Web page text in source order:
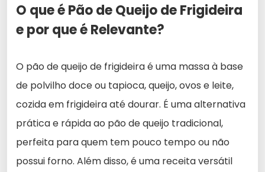
O que é Pão de Queijo de Frigideira
e por que é Relevante?
O pão de queijo de frigideira é uma massa à base
de polvilho doce ou tapioca, queijo, ovos e leite,
cozida em frigideira até dourar. É uma alternativa
prática e rápida ao pão de queijo tradicional,
perfeita para quem tem pouco tempo ou não
possui forno. Além disso, é uma receita versátil